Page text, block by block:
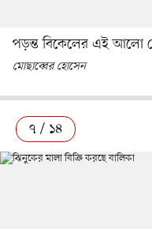
পড়ন্ত বিকেলের এই আলো
মোছাব্বের হোসেন
৭ / ১৪